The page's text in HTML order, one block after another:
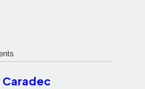
Caradec